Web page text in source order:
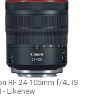
RF 24-105mm f/4L IS
- Likenew